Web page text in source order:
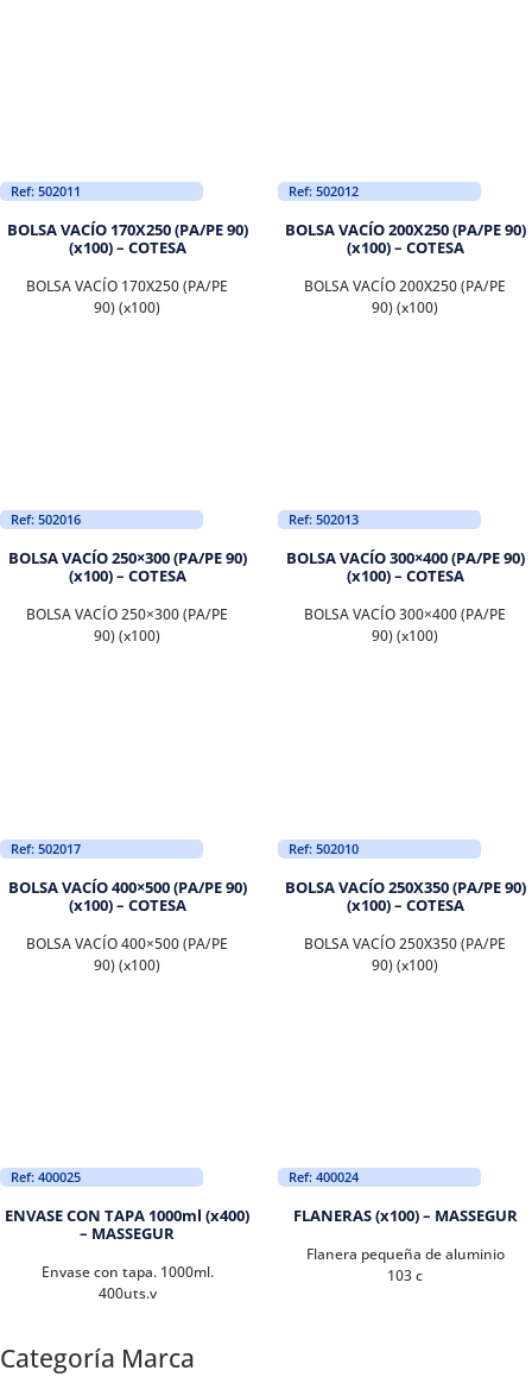
Ref: 502011
BOLSA VACÍO 170X250 (PA/PE 90)
(x100) – COTESA
BOLSA VACÍO 170X250 (PA/PE
90) (x100)
Ref: 502012
BOLSA VACÍO 200X250 (PA/PE 90)
(x100) – COTESA
BOLSA VACÍO 200X250 (PA/PE
90) (x100)
Ref: 502016
BOLSA VACÍO 250×300 (PA/PE 90)
(x100) – COTESA
BOLSA VACÍO 250×300 (PA/PE
90) (x100)
Ref: 502013
BOLSA VACÍO 300×400 (PA/PE 90)
(x100) – COTESA
BOLSA VACÍO 300×400 (PA/PE
90) (x100)
Ref: 502017
BOLSA VACÍO 400×500 (PA/PE 90)
(x100) – COTESA
BOLSA VACÍO 400×500 (PA/PE
90) (x100)
Ref: 502010
BOLSA VACÍO 250X350 (PA/PE 90)
(x100) – COTESA
BOLSA VACÍO 250X350 (PA/PE
90) (x100)
Ref: 400025
ENVASE CON TAPA 1000ml (x400)
– MASSEGUR
Envase con tapa. 1000ml.
400uts.v
Ref: 400024
FLANERAS (x100) – MASSEGUR
Flanera pequeña de aluminio
103 c
Categoría Marca